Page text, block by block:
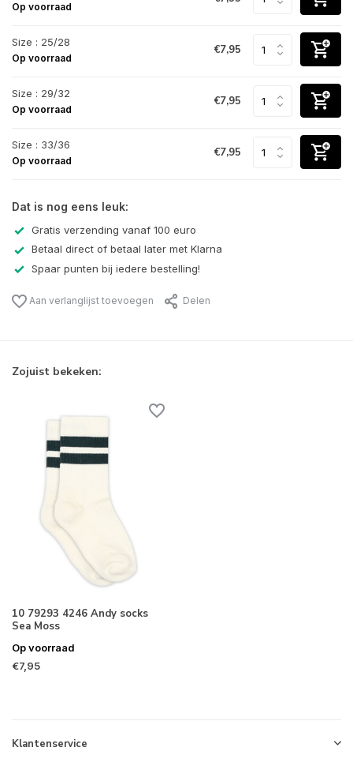
Op voorraad
Size : 25/28
Op voorraad
€7,95
Size : 29/32
Op voorraad
€7,95
Size : 33/36
Op voorraad
€7,95
Dat is nog eens leuk:
Gratis verzending vanaf 100 euro
Betaal direct of betaal later met Klarna
Spaar punten bij iedere bestelling!
Aan verlanglijst toevoegen Delen
Zojuist bekeken:
10 79293 4246 Andy socks
Sea Moss
Op voorraad
€7,95
Klantenservice